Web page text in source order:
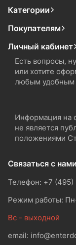
Категории
Покупателям
Личный кабинет
Есть вопросы,
или хотите
любым удобным
Информация на
не является
положениями
Связаться с нами
Телефон: +7 (495)
Режим работы:
Вс - выходной
email: